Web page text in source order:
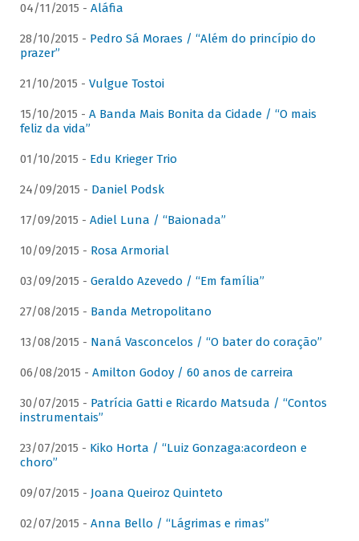
04/11/2015 - Aláfia
28/10/2015 - Pedro Sá Moraes / “Além do princípio do
prazer”
21/10/2015 - Vulgue Tostoi
15/10/2015 - A Banda Mais Bonita da Cidade / “O mais
feliz da vida”
01/10/2015 - Edu Krieger Trio
24/09/2015 - Daniel Podsk
17/09/2015 - Adiel Luna / “Baionada”
10/09/2015 - Rosa Armorial
03/09/2015 - Geraldo Azevedo / “Em família”
27/08/2015 - Banda Metropolitano
13/08/2015 - Naná Vasconcelos / “O bater do coração”
06/08/2015 - Amilton Godoy / 60 anos de carreira
30/07/2015 - Patrícia Gatti e Ricardo Matsuda / “Contos
instrumentais”
23/07/2015 - Kiko Horta / “Luiz Gonzaga:acordeon e
choro”
09/07/2015 - Joana Queiroz Quinteto
02/07/2015 - Anna Bello / “Lágrimas e rimas”